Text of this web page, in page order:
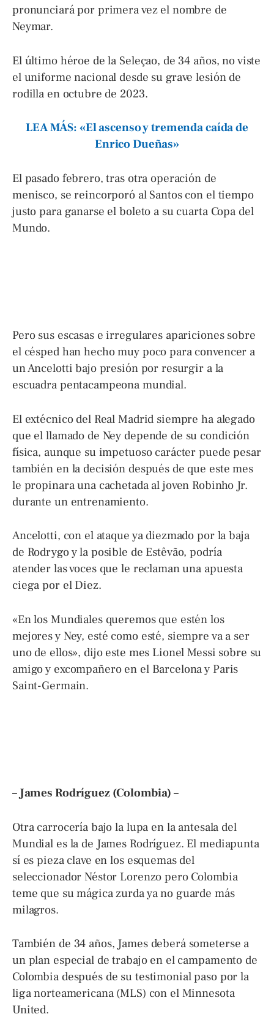
pronunciará por primera vez el nombre de
Neymar.
El último héroe de la Seleçao, de 34 años, no viste
el uniforme nacional desde su grave lesión de
rodilla en octubre de 2023.
LEA MÁS: «El ascenso y tremenda caída de
Enrico Dueñas»
El pasado febrero, tras otra operación de
menisco, se reincorporó al Santos con el tiempo
justo para ganarse el boleto a su cuarta Copa del
Mundo.
Pero sus escasas e irregulares apariciones sobre
el césped han hecho muy poco para convencer a
un Ancelotti bajo presión por resurgir a la
escuadra pentacampeona mundial.
El extécnico del Real Madrid siempre ha alegado
que el llamado de Ney depende de su condición
física, aunque su impetuoso carácter puede pesar
también en la decisión después de que este mes
le propinara una cachetada al joven Robinho Jr.
durante un entrenamiento.
Ancelotti, con el ataque ya diezmado por la baja
de Rodrygo y la posible de Estêvão, podría
atender las voces que le reclaman una apuesta
ciega por el Diez.
«En los Mundiales queremos que estén los
mejores y Ney, esté como esté, siempre va a ser
uno de ellos», dijo este mes Lionel Messi sobre su
amigo y excompañero en el Barcelona y Paris
Saint-Germain.
– James Rodríguez (Colombia) –
Otra carrocería bajo la lupa en la antesala del
Mundial es la de James Rodríguez. El mediapunta
sí es pieza clave en los esquemas del
seleccionador Néstor Lorenzo pero Colombia
teme que su mágica zurda ya no guarde más
milagros.
También de 34 años, James deberá someterse a
un plan especial de trabajo en el campamento de
Colombia después de su testimonial paso por la
liga norteamericana (MLS) con el Minnesota
United.